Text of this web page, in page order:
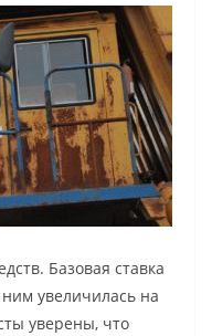
Базовая ставка
увеличилась на
уверены, что